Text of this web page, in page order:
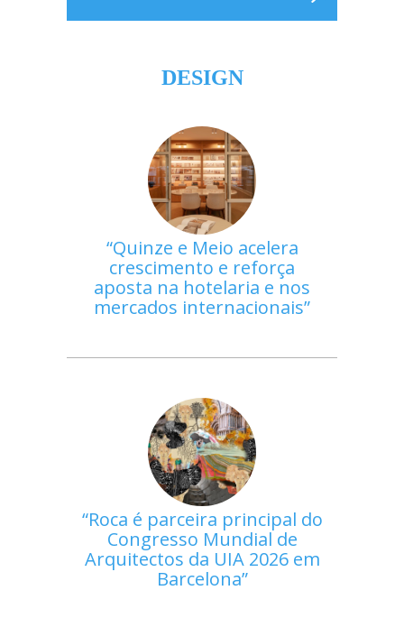
DESIGN
Quinze e Meio acelera
crescimento e reforça
aposta na hotelaria e nos
mercados internacionais
Roca é parceira principal do
Congresso Mundial de
Arquitectos da UIA 2026 em
Barcelona